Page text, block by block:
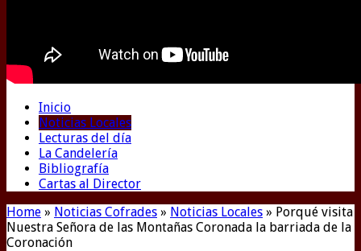
Inicio
Noticias Locales
Lecturas del día
La Candelería
Bibliografía
Cartas al Director
Home » Noticias Cofrades » Noticias Locales » Porqué visita
Nuestra Señora de las Montañas Coronada la barriada de la
Coronación